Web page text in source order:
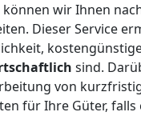
können wir Ihnen
Dieser Service
sind.
von
für Ihre Güter,